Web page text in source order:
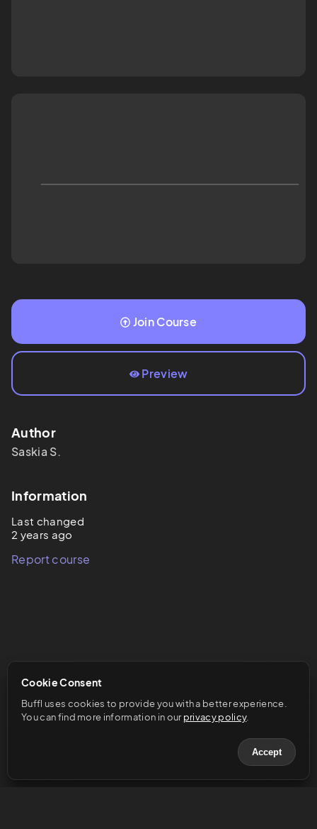
Cookie Consent
Buffl uses cookies to provide you with a better experience.
You can find more information in our privacy policy.
Accept
Join Course
Preview
Author
Saskia S.
Information
Last changed
2 years ago
Report course